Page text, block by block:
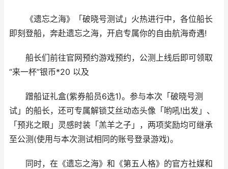
《遗忘之海》「破晓号测试」火热进行中，各位船长
即刻登船，奔赴遗忘之海，开启专属你的自由航海奇遇!
船长们前往官网预约游戏预约，公测上线后即可领取
“来一杯”银币*20 以及
蹭船证礼盒(紫券船员6选1)。参与本次「破晓号测
试」的船长，还可专属解锁艾丝动态头像「哟吼!出发」、
「预兆之眼」灵感时装「羔羊之子」，两项奖励均可继承
至公测(使用与本次测试相同的账号登录游戏)。
同时，在《遗忘之海》和《第五人格》的官方社媒和